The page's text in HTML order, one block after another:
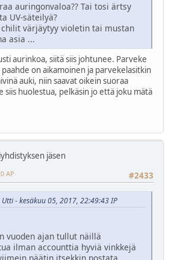
auringonvaloa?? Tai tosi ärtsy
UV-säteilyä?
värjäytyy violetin tai mustan
asia ...
aurinkoa, siitä siis johtunee. Parveke
on aikamoinen ja parvekelasitkin
auki, niin saavat oikein suoraa
siis huolestua, pelkäsin jo että joku mätä
jäsen
#2433
AP
- kesäkuu 05, 2017, 22:49:43 IP
vuoden ajan tullut näillä
ilman accounttia hyviä vinkkejä
päätin itsekkin postata.